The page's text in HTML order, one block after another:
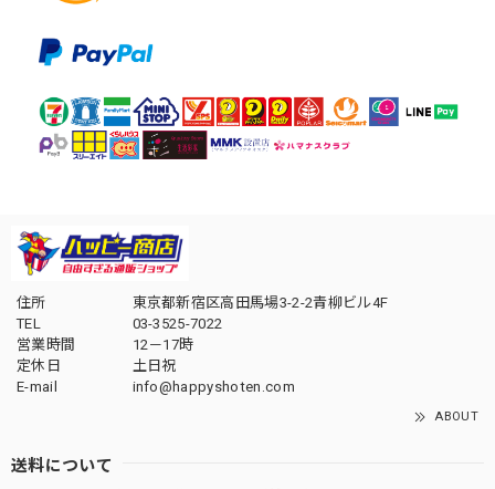
住所
東京都新宿区高田馬場3-2-2青柳ビル4F
TEL
03-3525-7022
営業時間
12－17時
定休日
土日祝
E-mail
info@happyshoten.com
ABOUT
送料について